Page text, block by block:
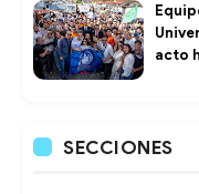
acto
SECCIONES